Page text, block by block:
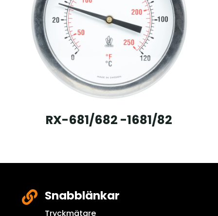
RX-681/682 -1681/82
 Snabblänkar
Tryckmätare